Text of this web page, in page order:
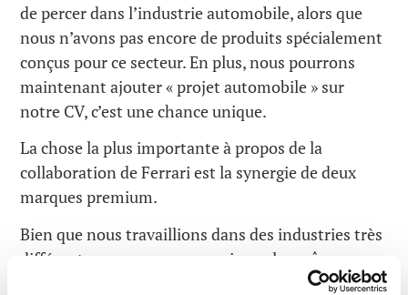
de percer dans l’industrie automobile, alors que
nous n’avons pas encore de produits spécialement
conçus pour ce secteur. En plus, nous pourrons
maintenant ajouter « projet automobile » sur
notre CV, c’est une chance unique.
La chose la plus importante à propos de la
collaboration de Ferrari est la synergie de deux
marques premium.
Bien que nous travaillions dans des industries très
différentes, nous sommes unis par les mêmes